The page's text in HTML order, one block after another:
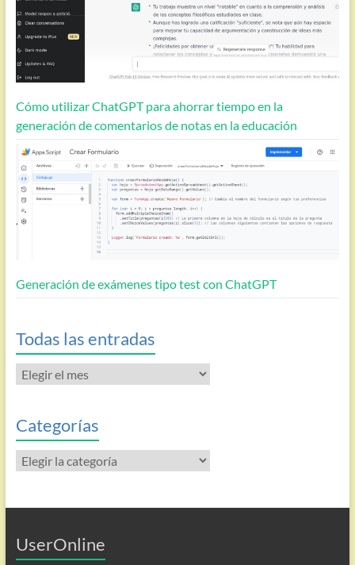
Cómo utilizar ChatGPT para ahorrar tiempo en la
generación de comentarios de notas en la educación
Generación de exámenes tipo test con ChatGPT
Todas las entradas
Todas
las
Categorías
Categorías
UserOnline